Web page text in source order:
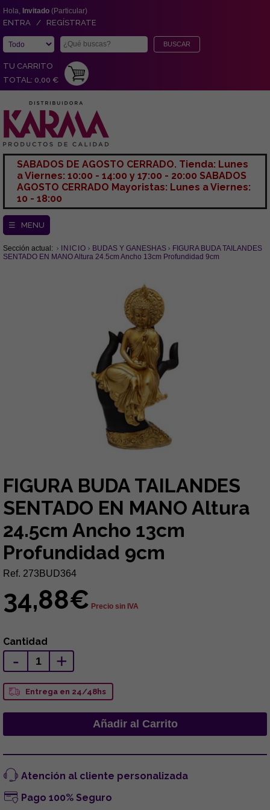
Hola, Invitado (Particular)
ENTRA / REGÍSTRATE
TU CARRITO
TOTAL: 0,00 €
SABADOS DE AGOSTO CERRADO. Tienda: Lunes
a Viernes: 10:00 - 14:00 y 17:00 - 20:00 SABADOS
AGOSTO CERRADO Mayoristas: Lunes a Viernes:
10 - 18:00
☰ MENU
Sección actual: INICIO BUDAS Y GANESHAS
FIGURA BUDA TAILANDES
SENTADO EN MANO Altura 24.5cm Ancho 13cm Profundidad 9cm
FIGURA BUDA TAILANDES
SENTADO EN MANO Altura
24.5cm Ancho 13cm
Profundidad 9cm
Ref. 273BUD364
34,88€ Precio sin IVA
Cantidad
- +
Entrega en 24/48hs
Atención al cliente personalizada
Pago 100% Seguro